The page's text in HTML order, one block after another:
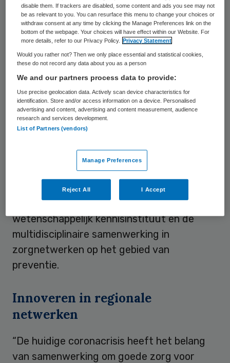
van de NFU. Schneider was al vice-
voorzitter sinds 31 januari 2020. Chris
Polman, lid raad van bestuur Amsterdam
UMC, neemt het stokje over van Schneider
als vice-voorzitter NFU. Polman is ook
decaan VU.
Schneider voorzitter NFU
umc’s de reguliere zorg weer bieden naast
de COVID-zorg. Voor de Nederlandse umc’s
benoemt ze de volgende thema’s:
toekomstbestendige zorg, umc’s als
wetenschappelijk kennisinstituut en de
multidisciplinaire samenwerking in
zorgnetwerken op het gebied van
preventie.
Innoveren in regionale
netwerken
“De huidige coronacrisis heeft het belang
van samenwerking om goede zorg voor
disable them. If trackers are disabled, some content and ads you see may not
be as relevant to you. You can resurface this menu to change your choices or
withdraw consent at any time by clicking the Manage Preferences link on the
bottom of the webpage. Your choices will have effect within our Website. For
more details, refer to our Privacy Policy.
Privacy Statement
Would you rather not? Then we only place essential and statistical cookies,
these do not record any data about you as a person
We and our partners process data to provide:
Use precise geolocation data. Actively scan device characteristics for
identification. Store and/or access information on a device. Personalised
advertising and content, advertising and content measurement, audience
research and services development.
List of Partners (vendors)
Manage Preferences
Reject All I Accept